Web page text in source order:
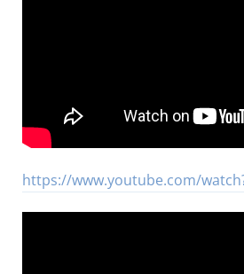
https://www.youtube.com/